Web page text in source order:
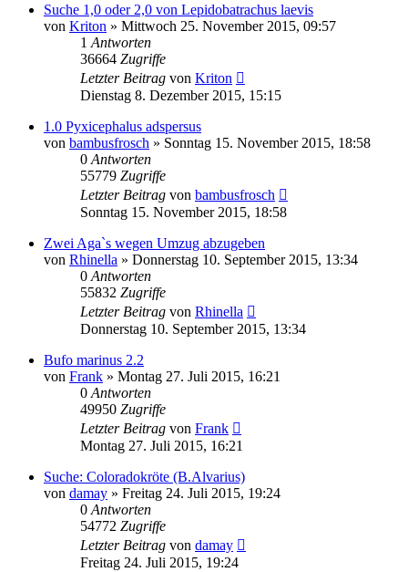
Suche 1,0 oder 2,0 von Lepidobatrachus laevis
von Kriton » Mittwoch 25. November 2015, 09:57
1 Antworten
36664 Zugriffe
Letzter Beitrag von Kriton
Dienstag 8. Dezember 2015, 15:15
1.0 Pyxicephalus adspersus
von bambusfrosch » Sonntag 15. November 2015, 18:58
0 Antworten
55779 Zugriffe
Letzter Beitrag von bambusfrosch
Sonntag 15. November 2015, 18:58
Zwei Aga`s wegen Umzug abzugeben
von Rhinella » Donnerstag 10. September 2015, 13:34
0 Antworten
55832 Zugriffe
Letzter Beitrag von Rhinella
Donnerstag 10. September 2015, 13:34
Bufo marinus 2.2
von Frank » Montag 27. Juli 2015, 16:21
0 Antworten
49950 Zugriffe
Letzter Beitrag von Frank
Montag 27. Juli 2015, 16:21
Suche: Coloradokröte (B.Alvarius)
von damay » Freitag 24. Juli 2015, 19:24
0 Antworten
54772 Zugriffe
Letzter Beitrag von damay
Freitag 24. Juli 2015, 19:24